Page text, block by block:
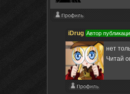
iDrug Автор
нет
Читай